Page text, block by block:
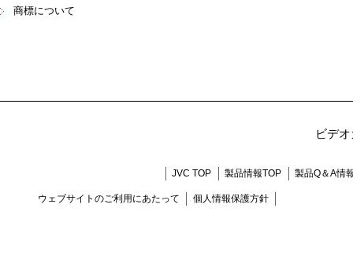
商標について
ビデ
JVC TOP 製品情報TOP 製品Q＆A情
ウェブサイトのご利用にあたって 個人情報保護方針